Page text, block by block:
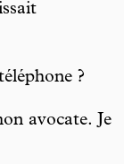
?
avocate. Je